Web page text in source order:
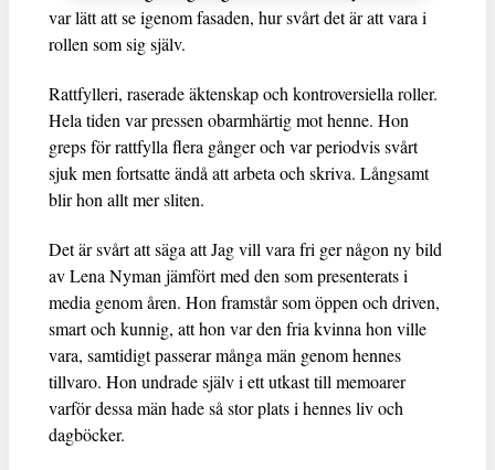
var lätt att se igenom fasaden, hur svårt det är att vara i
rollen som sig själv.
Rattfylleri, raserade äktenskap och kontroversiella roller.
Hela tiden var pressen obarmhärtig mot henne. Hon
greps för rattfylla flera gånger och var periodvis svårt
sjuk men fortsatte ändå att arbeta och skriva. Långsamt
blir hon allt mer sliten.
Det är svårt att säga att Jag vill vara fri ger någon ny bild
av Lena Nyman jämfört med den som presenterats i
media genom åren. Hon framstår som öppen och driven,
smart och kunnig, att hon var den fria kvinna hon ville
vara, samtidigt passerar många män genom hennes
tillvaro. Hon undrade själv i ett utkast till memoarer
varför dessa män hade så stor plats i hennes liv och
dagböcker.